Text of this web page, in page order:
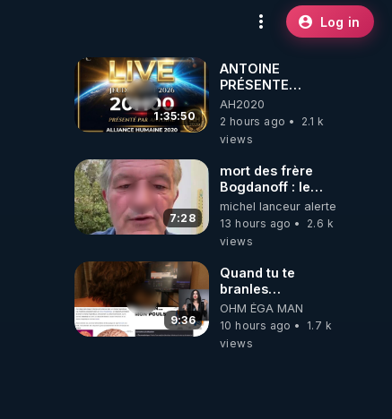
Log in
1:35:50
ANTOINE
PRÉSENTE
AH2020 LE LIVE
20H ***DU
06/08/2026***
AH2020
2 hours ago
2.1 k
views
7:28
mort des frère
Bogdanoff : le
mensonge d état
michel lanceur alerte
13 hours ago
2.6 k
views
9:36
Quand tu te
branles
bonhomme tu
émets des ondes
ils ont juste omis
OHM ÉGA MAN
10 hours ago
1.7 k
views